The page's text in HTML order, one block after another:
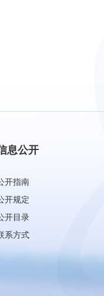
息公开
开指南
开规定
开目录
系方式